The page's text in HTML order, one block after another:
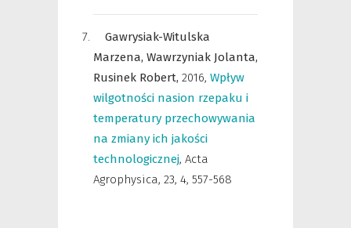
Gawrysiak-Witulska
Marzena, Wawrzyniak Jolanta,
Rusinek Robert, 2016, Wpływ
wilgotności nasion rzepaku i
temperatury przechowywania
na zmiany ich jakości
technologicznej, Acta
Agrophysica, 23, 4, 557-568